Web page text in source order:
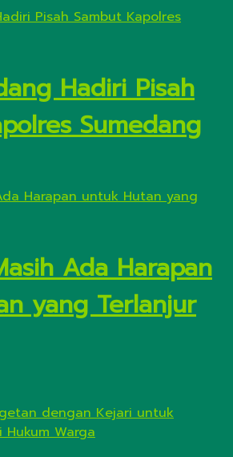
Hadiri Pisah
Sumedang
Ada Harapan
yang Terlanjur